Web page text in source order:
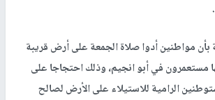
مواطنين أدوا صلاة الجمعة على أرض قريبة
مستعمرون في أبو انجيم، وذلك احتجاجا على
الرامية للاستيلاء على الأرض لصالح